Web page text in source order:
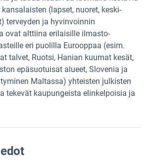
(lapset, nuoret, keski-
terveyden ja hyvinvoinnin
ovat alttiina erilaisille ilmasto-
eri puolilla Eurooppaa (esim.
talvet, Ruotsi, Hanian kuumat kesät,
epäsuotuisat alueet, Slovenia ja
Maltassa) yhteisten julkisten
tekevät kaupungeista elinkelpoisia ja